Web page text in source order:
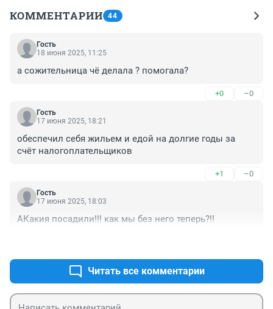
КОММЕНТАРИИ 44
Гость
18 июня 2025, 11:25
а сожительница чё делала ? помогала?
+0 –0
Гость
17 июня 2025, 18:21
обеспечил себя жильем и едой на долгие годы за
счёт налогоплательщиков
+1 –0
Гость
17 июня 2025, 18:03
АКакия посадили!!! как мы без него теперь?!!
Читать все комментарии